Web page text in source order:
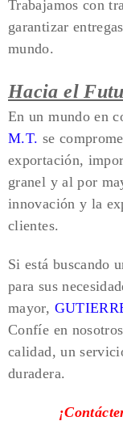
Trabajamos con
garantizar
mundo.
Hacia el
En un mundo en
M.T. se
exportación,
granel y al por
innovación y la
clientes.
Si está buscando
para sus
mayor,
Confíe en
calidad, un
duradera.